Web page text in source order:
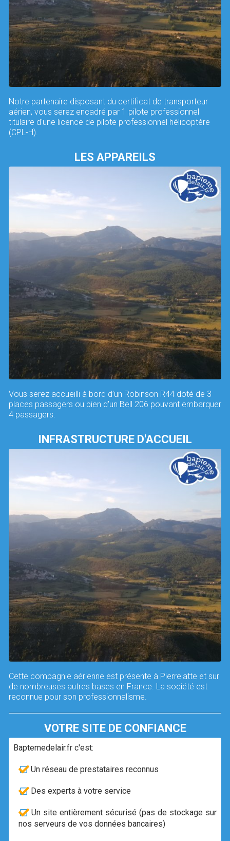
Notre partenaire disposant du certificat de transporteur
aérien, vous serez encadré par 1 pilote professionnel
titulaire d'une licence de pilote professionnel hélicoptère
(CPL-H).
LES APPAREILS
Vous serez accueilli à bord d’un Robinson R44 doté de 3
places passagers ou bien d'un Bell 206 pouvant embarquer
4 passagers.
INFRASTRUCTURE D'ACCUEIL
Cette compagnie aérienne est présente à Pierrelatte et sur
de nombreuses autres bases en France. La société est
reconnue pour son professionnalisme.
VOTRE SITE DE CONFIANCE
Baptemedelair.fr c'est:
Un réseau de prestataires reconnus
Des experts à votre service
Un site entièrement sécurisé (pas de stockage sur
nos serveurs de vos données bancaires)